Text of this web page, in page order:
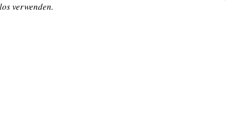
verwenden.